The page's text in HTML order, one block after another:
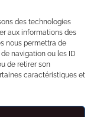
des technologies
aux informations des
nous permettra de
navigation ou les ID
de retirer son
caractéristiques et
duplex alliant
juste en face
direct à
vraie bulle de